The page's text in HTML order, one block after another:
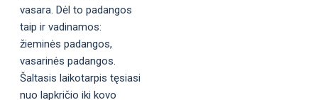
vasara. Dėl to padangos
taip ir vadinamos:
žieminės padangos,
vasarinės padangos.
Šaltasis laikotarpis tęsiasi
nuo lapkričio iki kovo